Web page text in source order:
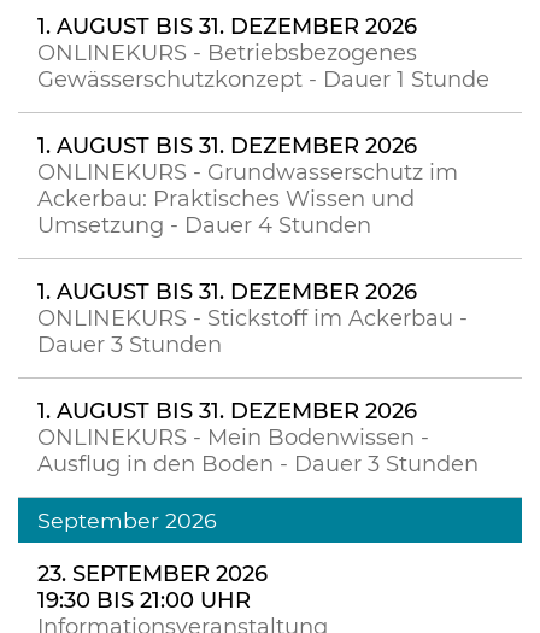
1. AUGUST BIS 31. DEZEMBER 2026
ONLINEKURS - Betriebsbezogenes
Gewässerschutzkonzept - Dauer 1 Stunde
1. AUGUST BIS 31. DEZEMBER 2026
ONLINEKURS - Grundwasserschutz im
Ackerbau: Praktisches Wissen und
Umsetzung - Dauer 4 Stunden
1. AUGUST BIS 31. DEZEMBER 2026
ONLINEKURS - Stickstoff im Ackerbau -
Dauer 3 Stunden
1. AUGUST BIS 31. DEZEMBER 2026
ONLINEKURS - Mein Bodenwissen -
Ausflug in den Boden - Dauer 3 Stunden
September 2026
23. SEPTEMBER 2026
19:30 BIS 21:00 UHR
Informationsveranstaltung